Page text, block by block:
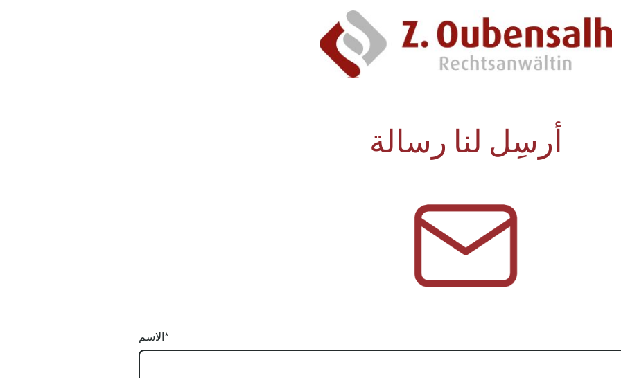
أرسِل لنا رسالة
الاسم*